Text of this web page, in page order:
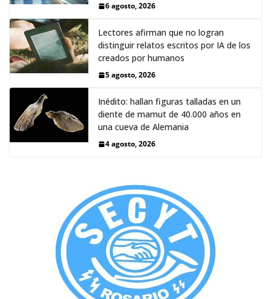
6 agosto, 2026
Lectores afirman que no logran
distinguir relatos escritos por IA de los
creados por humanos
5 agosto, 2026
Inédito: hallan figuras talladas en un
diente de mamut de 40.000 años en
una cueva de Alemania
4 agosto, 2026